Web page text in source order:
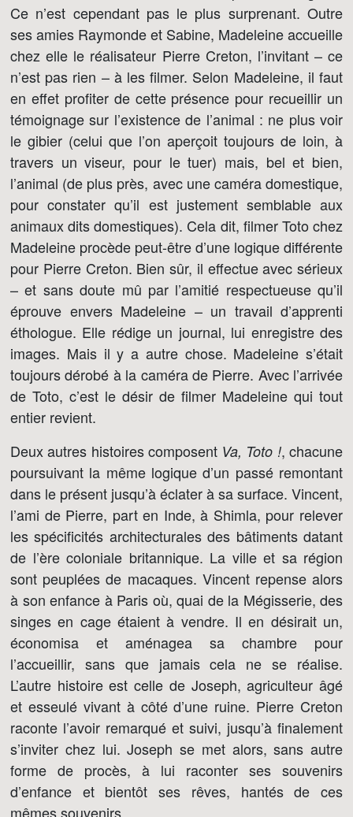
Ce n’est cependant pas le plus surprenant. Outre
ses amies Raymonde et Sabine, Madeleine accueille
chez elle le réalisateur Pierre Creton, l’invitant – ce
n’est pas rien – à les filmer. Selon Madeleine, il faut
en effet profiter de cette présence pour recueillir un
témoignage sur l’existence de l’animal : ne plus voir
le gibier (celui que l’on aperçoit toujours de loin, à
travers un viseur, pour le tuer) mais, bel et bien,
l’animal (de plus près, avec une caméra domestique,
pour constater qu’il est justement semblable aux
animaux dits domestiques). Cela dit, filmer Toto chez
Madeleine procède peut-être d’une logique différente
pour Pierre Creton. Bien sûr, il effectue avec sérieux
– et sans doute mû par l’amitié respectueuse qu’il
éprouve envers Madeleine – un travail d’apprenti
éthologue. Elle rédige un journal, lui enregistre des
images. Mais il y a autre chose. Madeleine s’était
toujours dérobé à la caméra de Pierre. Avec l’arrivée
de Toto, c’est le désir de filmer Madeleine qui tout
entier revient.
Deux autres histoires composent Va, Toto !, chacune
poursuivant la même logique d’un passé remontant
dans le présent jusqu’à éclater à sa surface. Vincent,
l’ami de Pierre, part en Inde, à Shimla, pour relever
les spécificités architecturales des bâtiments datant
de l’ère coloniale britannique. La ville et sa région
sont peuplées de macaques. Vincent repense alors
à son enfance à Paris où, quai de la Mégisserie, des
singes en cage étaient à vendre. Il en désirait un,
économisa et aménagea sa chambre pour
l’accueillir, sans que jamais cela ne se réalise.
L’autre histoire est celle de Joseph, agriculteur âgé
et esseulé vivant à côté d’une ruine. Pierre Creton
raconte l’avoir remarqué et suivi, jusqu’à finalement
s’inviter chez lui. Joseph se met alors, sans autre
forme de procès, à lui raconter ses souvenirs
d’enfance et bientôt ses rêves, hantés de ces
mêmes souvenirs.